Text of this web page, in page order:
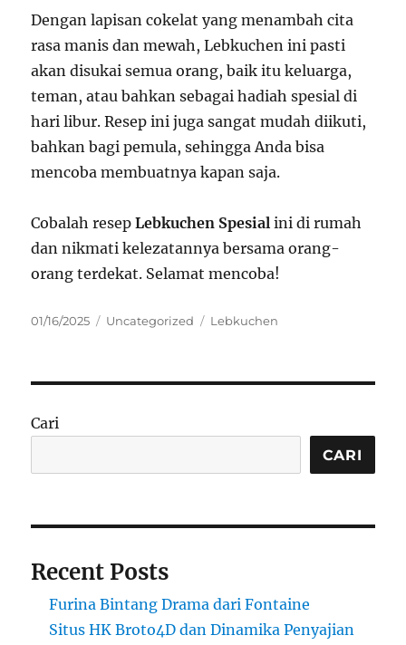
Dengan lapisan cokelat yang menambah cita
rasa manis dan mewah, Lebkuchen ini pasti
akan disukai semua orang, baik itu keluarga,
teman, atau bahkan sebagai hadiah spesial di
hari libur. Resep ini juga sangat mudah diikuti,
bahkan bagi pemula, sehingga Anda bisa
mencoba membuatnya kapan saja.
Cobalah resepLebkuchen Spesial ini di rumah
dan nikmati kelezatannya bersama orang-
orang terdekat. Selamat mencoba!
Posted
01/16/2025 Categories
Uncategorized Tags
Lebkuchen
Cari
CARI
Recent Posts
Furina Bintang Drama dari Fontaine
Situs HK Broto4D dan Dinamika Penyajian